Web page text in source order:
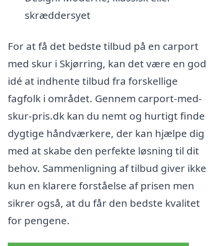
skræddersyet
For at få det bedste tilbud på en carport
med skur i Skjørring, kan det være en god
idé at indhente tilbud fra forskellige
fagfolk i området. Gennem carport-med-
skur-pris.dk kan du nemt og hurtigt finde
dygtige håndværkere, der kan hjælpe dig
med at skabe den perfekte løsning til dit
behov. Sammenligning af tilbud giver ikke
kun en klarere forståelse af prisen men
sikrer også, at du får den bedste kvalitet
for pengene.